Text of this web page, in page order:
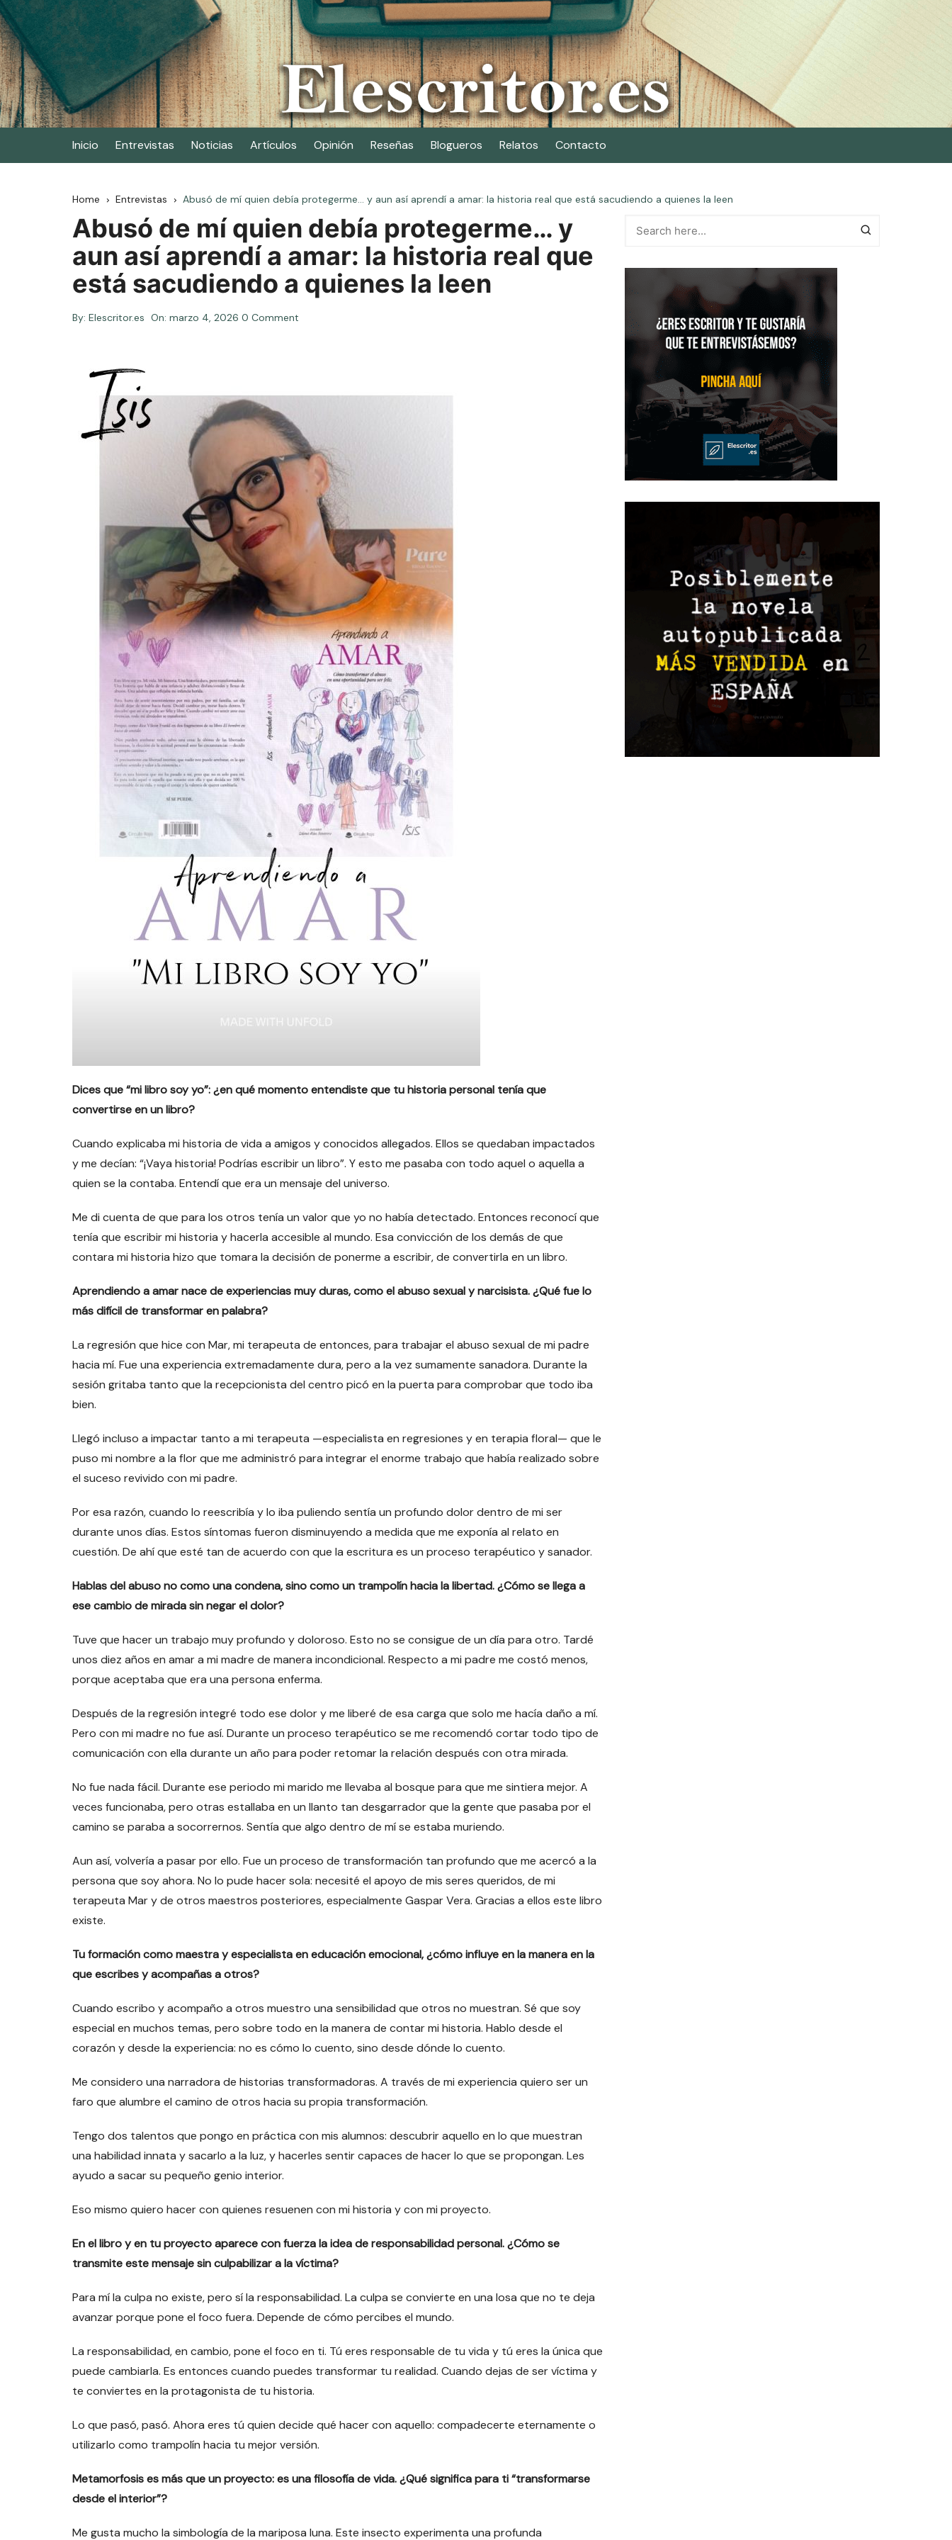
Skip
to
content
Elescritor.es
El periódico digital de los escritores
Inicio Entrevistas Noticias Artículos Opinión Reseñas Blogueros Relatos Contacto
Home Entrevistas Abusó de mí quien debía protegerme… y aun así aprendí a amar: la historia real que está sacudiendo a quienes la leen
Abusó de mí quien debía protegerme… y
aun así aprendí a amar: la historia real que
está sacudiendo a quienes la leen
By: Elescritor.es On: marzo 4, 2026 0 Comment
Dices que “mi libro soy yo”: ¿en qué momento entendiste que tu historia personal tenía que
convertirse en un libro?
Cuando explicaba mi historia de vida a amigos y conocidos allegados. Ellos se quedaban impactados
y me decían: “¡Vaya historia! Podrías escribir un libro”. Y esto me pasaba con todo aquel o aquella a
quien se la contaba. Entendí que era un mensaje del universo.
Me di cuenta de que para los otros tenía un valor que yo no había detectado. Entonces reconocí que
tenía que escribir mi historia y hacerla accesible al mundo. Esa convicción de los demás de que
contara mi historia hizo que tomara la decisión de ponerme a escribir, de convertirla en un libro.
Aprendiendo a amar nace de experiencias muy duras, como el abuso sexual y narcisista. ¿Qué fue lo
más difícil de transformar en palabra?
La regresión que hice con Mar, mi terapeuta de entonces, para trabajar el abuso sexual de mi padre
hacia mí. Fue una experiencia extremadamente dura, pero a la vez sumamente sanadora. Durante la
sesión gritaba tanto que la recepcionista del centro picó en la puerta para comprobar que todo iba
bien.
Llegó incluso a impactar tanto a mi terapeuta —especialista en regresiones y en terapia floral— que le
puso mi nombre a la flor que me administró para integrar el enorme trabajo que había realizado sobre
el suceso revivido con mi padre.
Por esa razón, cuando lo reescribía y lo iba puliendo sentía un profundo dolor dentro de mi ser
durante unos días. Estos síntomas fueron disminuyendo a medida que me exponía al relato en
cuestión. De ahí que esté tan de acuerdo con que la escritura es un proceso terapéutico y sanador.
Hablas del abuso no como una condena, sino como un trampolín hacia la libertad. ¿Cómo se llega a
ese cambio de mirada sin negar el dolor?
Tuve que hacer un trabajo muy profundo y doloroso. Esto no se consigue de un día para otro. Tardé
unos diez años en amar a mi madre de manera incondicional. Respecto a mi padre me costó menos,
porque aceptaba que era una persona enferma.
Después de la regresión integré todo ese dolor y me liberé de esa carga que solo me hacía daño a mí.
Pero con mi madre no fue así. Durante un proceso terapéutico se me recomendó cortar todo tipo de
comunicación con ella durante un año para poder retomar la relación después con otra mirada.
No fue nada fácil. Durante ese periodo mi marido me llevaba al bosque para que me sintiera mejor. A
veces funcionaba, pero otras estallaba en un llanto tan desgarrador que la gente que pasaba por el
camino se paraba a socorrernos. Sentía que algo dentro de mí se estaba muriendo.
Aun así, volvería a pasar por ello. Fue un proceso de transformación tan profundo que me acercó a la
persona que soy ahora. No lo pude hacer sola: necesité el apoyo de mis seres queridos, de mi
terapeuta Mar y de otros maestros posteriores, especialmente Gaspar Vera. Gracias a ellos este libro
existe.
Tu formación como maestra y especialista en educación emocional, ¿cómo influye en la manera en la
que escribes y acompañas a otros?
Cuando escribo y acompaño a otros muestro una sensibilidad que otros no muestran. Sé que soy
especial en muchos temas, pero sobre todo en la manera de contar mi historia. Hablo desde el
corazón y desde la experiencia: no es cómo lo cuento, sino desde dónde lo cuento.
Me considero una narradora de historias transformadoras. A través de mi experiencia quiero ser un
faro que alumbre el camino de otros hacia su propia transformación.
Tengo dos talentos que pongo en práctica con mis alumnos: descubrir aquello en lo que muestran
una habilidad innata y sacarlo a la luz, y hacerles sentir capaces de hacer lo que se propongan. Les
ayudo a sacar su pequeño genio interior.
Eso mismo quiero hacer con quienes resuenen con mi historia y con mi proyecto.
En el libro y en tu proyecto aparece con fuerza la idea de responsabilidad personal. ¿Cómo se
transmite este mensaje sin culpabilizar a la víctima?
Para mí la culpa no existe, pero sí la responsabilidad. La culpa se convierte en una losa que no te deja
avanzar porque pone el foco fuera. Depende de cómo percibes el mundo.
La responsabilidad, en cambio, pone el foco en ti. Tú eres responsable de tu vida y tú eres la única que
puede cambiarla. Es entonces cuando puedes transformar tu realidad. Cuando dejas de ser víctima y
te conviertes en la protagonista de tu historia.
Lo que pasó, pasó. Ahora eres tú quien decide qué hacer con aquello: compadecerte eternamente o
utilizarlo como trampolín hacia tu mejor versión.
Metamorfosis es más que un proyecto: es una filosofía de vida. ¿Qué significa para ti “transformarse
desde el interior”?
Me gusta mucho la simbología de la mariposa luna. Este insecto experimenta una profunda